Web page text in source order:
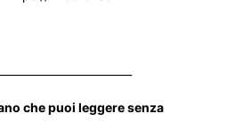
che puoi leggere senza